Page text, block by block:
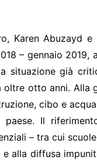
Karen Abuzayd e
– gennaio 2019,
situazione già
otto anni. Alla
cibo e
Il
– tra cui
e alla diffusa